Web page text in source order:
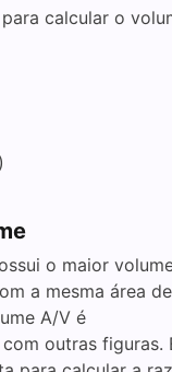
calcular o
o maior
a mesma área de
A/V é
outras figuras.